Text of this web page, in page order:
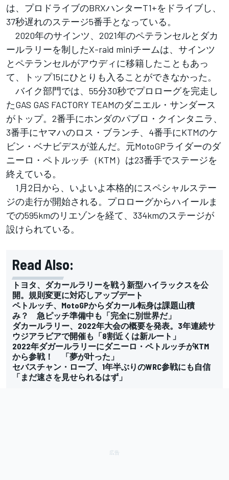
は、プロドライブのBRXハンターT1+をドライブし、
37秒遅れのステージ5番手となっている。
2020年のサインツ、2021年のペテランセルとダカ
ールラリーを制したX-raid miniチームは、サインツ
とペテランセルがアウディに移籍したこともあっ
て、トップ15にひとりも入ることができなかった。
バイク部門では、55分30秒でプロローグを完走し
たGAS GAS FACTORY TEAMのダニエル・サンダース
がトップ。2番手にホンダのパブロ・クインタニラ、
3番手にヤマハのロス・ブランチ、4番手にKTMのケ
ビン・ベナビデスが並んだ。元MotoGPライダーのダ
ニーロ・ペトルッチ（KTM）は23番手でステージを
終えている。
1月2日から、いよいよ本格的にスペシャルステー
ジの走行が開始される。プロローグからハイールま
での595kmのリエゾンを経て、334kmのステージが
設けられている。
Read Also:
トヨタ、ダカールラリーを戦う新型ハイラックスを公
開。規則変更に対応しアップデート
ペトルッチ、MotoGPからダカール転身は課題山積
み？ 急ピッチ準備中も「完全に別世界だ」
ダカールラリー、2022年大会の概要を発表。3年連続サ
ウジアラビアで開催も「8割近くは新ルート」
2022年ダガールラリーにダニーロ・ペトルッチがKTM
から参戦！ 「夢が叶った」
セバスチャン・ローブ、1年半ぶりのWRC参戦にも自信
「まだ速さを見せられるはず」